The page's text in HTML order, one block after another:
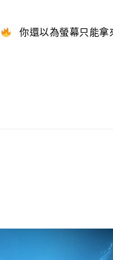
你還以為螢幕只能拿